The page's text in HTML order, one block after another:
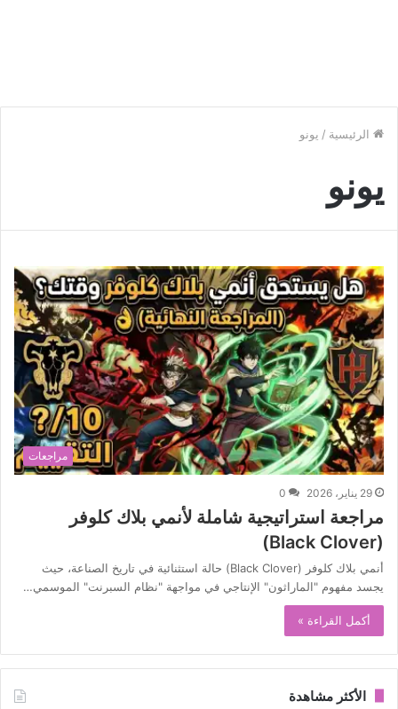
الرئيسية / يونو
يونو
مراجعات
29 يناير، 2026 0
مراجعة استراتيجية شاملة لأنمي بلاك كلوفر
(Black Clover)
أنمي بلاك كلوفر (Black Clover) حالة استثنائية في تاريخ الصناعة، حيث
يجسد مفهوم "الماراثون" الإنتاجي في مواجهة "نظام السبرنت" الموسمي…
أكمل القراءة »
الأكثر مشاهدة